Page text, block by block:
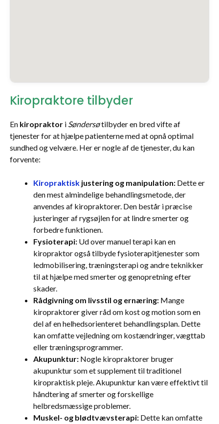
Kiropraktore tilbyder
En kiropraktor i Søndersøtilbyder en bred vifte af
tjenester for at hjælpe patienterne med at opnå optimal
sundhed og velvære. Her er nogle af de tjenester, du kan
forvente:
Kiropraktisk justering og manipulation: Dette er
den mest almindelige behandlingsmetode, der
anvendes af kiropraktorer. Den består i præcise
justeringer af rygsøjlen for at lindre smerter og
forbedre funktionen.
Fysioterapi: Ud over manuel terapi kan en
kiropraktor også tilbyde fysioterapitjenester som
ledmobilisering, træningsterapi og andre teknikker
til at hjælpe med smerter og genopretning efter
skader.
Rådgivning om livsstil og ernæring: Mange
kiropraktorer giver råd om kost og motion som en
del af en helhedsorienteret behandlingsplan. Dette
kan omfatte vejledning om kostændringer, vægttab
eller træningsprogrammer.
Akupunktur: Nogle kiropraktorer bruger
akupunktur som et supplement til traditionel
kiropraktisk pleje. Akupunktur kan være effektivt til
håndtering af smerter og forskellige
helbredsmæssige problemer.
Muskel- og blødtvævsterapi: Dette kan omfatte